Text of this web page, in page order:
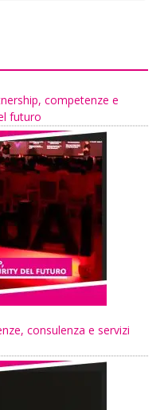
competenze e
futuro
consulenza e servizi